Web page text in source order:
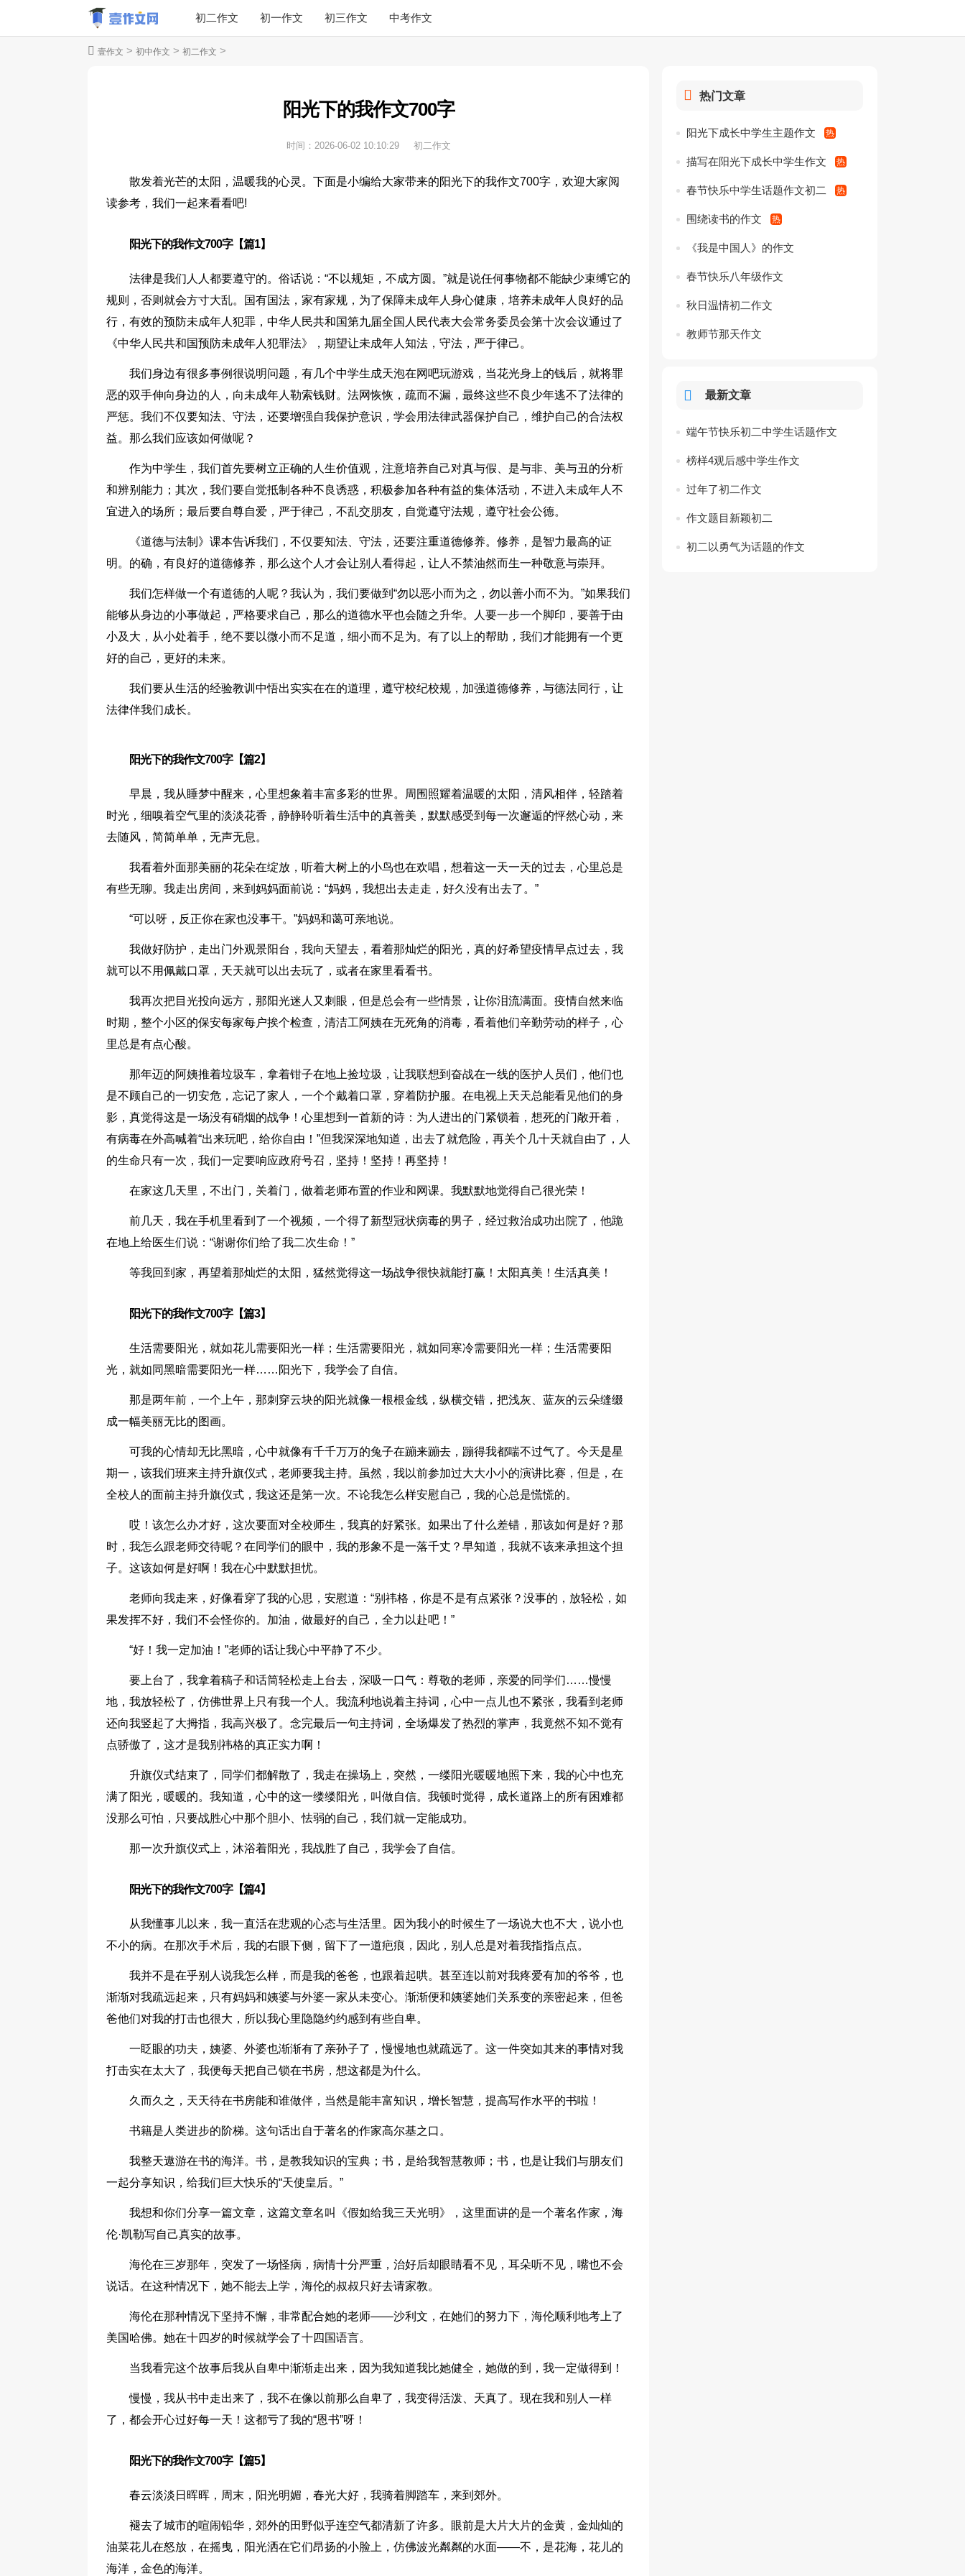
初二作文 初一作文 初三作文 中考作文
壹作文 > 初中作文 > 初二作文 >
阳光下的我作文700字
时间： 2026-06-02 10:10:29 初二作文
散发着光芒的太阳，温暖我的心灵。下面是小编给大家带来的阳光下的我作文700字，欢迎大家阅
读参考，我们一起来看看吧!
阳光下的我作文700字【篇1】
法律是我们人人都要遵守的。俗话说：“不以规矩，不成方圆。”就是说任何事物都不能缺少束缚它的
规则，否则就会方寸大乱。国有国法，家有家规，为了保障未成年人身心健康，培养未成年人良好的品
行，有效的预防未成年人犯罪，中华人民共和国第九届全国人民代表大会常务委员会第十次会议通过了
《中华人民共和国预防未成年人犯罪法》，期望让未成年人知法，守法，严于律己。
我们身边有很多事例很说明问题，有几个中学生成天泡在网吧玩游戏，当花光身上的钱后，就将罪
恶的双手伸向身边的人，向未成年人勒索钱财。法网恢恢，疏而不漏，最终这些不良少年逃不了法律的
严惩。我们不仅要知法、守法，还要增强自我保护意识，学会用法律武器保护自己，维护自己的合法权
益。那么我们应该如何做呢？
作为中学生，我们首先要树立正确的人生价值观，注意培养自己对真与假、是与非、美与丑的分析
和辨别能力；其次，我们要自觉抵制各种不良诱惑，积极参加各种有益的集体活动，不进入未成年人不
宜进入的场所；最后要自尊自爱，严于律己，不乱交朋友，自觉遵守法规，遵守社会公德。
《道德与法制》课本告诉我们，不仅要知法、守法，还要注重道德修养。修养，是智力最高的证
明。的确，有良好的道德修养，那么这个人才会让别人看得起，让人不禁油然而生一种敬意与崇拜。
我们怎样做一个有道德的人呢？我认为，我们要做到“勿以恶小而为之，勿以善小而不为。”如果我们
能够从身边的小事做起，严格要求自己，那么的道德水平也会随之升华。人要一步一个脚印，要善于由
小及大，从小处着手，绝不要以微小而不足道，细小而不足为。有了以上的帮助，我们才能拥有一个更
好的自己，更好的未来。
我们要从生活的经验教训中悟出实实在在的道理，遵守校纪校规，加强道德修养，与德法同行，让
法律伴我们成长。
阳光下的我作文700字【篇2】
早晨，我从睡梦中醒来，心里想象着丰富多彩的世界。周围照耀着温暖的太阳，清风相伴，轻踏着
时光，细嗅着空气里的淡淡花香，静静聆听着生活中的真善美，默默感受到每一次邂逅的怦然心动，来
去随风，简简单单，无声无息。
我看着外面那美丽的花朵在绽放，听着大树上的小鸟也在欢唱，想着这一天一天的过去，心里总是
有些无聊。我走出房间，来到妈妈面前说：“妈妈，我想出去走走，好久没有出去了。”
“可以呀，反正你在家也没事干。”妈妈和蔼可亲地说。
我做好防护，走出门外观景阳台，我向天望去，看着那灿烂的阳光，真的好希望疫情早点过去，我
就可以不用佩戴口罩，天天就可以出去玩了，或者在家里看看书。
我再次把目光投向远方，那阳光迷人又刺眼，但是总会有一些情景，让你泪流满面。疫情自然来临
时期，整个小区的保安每家每户挨个检查，清洁工阿姨在无死角的消毒，看着他们辛勤劳动的样子，心
里总是有点心酸。
那年迈的阿姨推着垃圾车，拿着钳子在地上捡垃圾，让我联想到奋战在一线的医护人员们，他们也
是不顾自己的一切安危，忘记了家人，一个个戴着口罩，穿着防护服。在电视上天天总能看见他们的身
影，真觉得这是一场没有硝烟的战争！心里想到一首新的诗：为人进出的门紧锁着，想死的门敞开着，
有病毒在外高喊着“出来玩吧，给你自由！”但我深深地知道，出去了就危险，再关个几十天就自由了，人
的生命只有一次，我们一定要响应政府号召，坚持！坚持！再坚持！
在家这几天里，不出门，关着门，做着老师布置的作业和网课。我默默地觉得自己很光荣！
前几天，我在手机里看到了一个视频，一个得了新型冠状病毒的男子，经过救治成功出院了，他跪
在地上给医生们说：“谢谢你们给了我二次生命！”
等我回到家，再望着那灿烂的太阳，猛然觉得这一场战争很快就能打赢！太阳真美！生活真美！
阳光下的我作文700字【篇3】
生活需要阳光，就如花儿需要阳光一样；生活需要阳光，就如同寒冷需要阳光一样；生活需要阳
光，就如同黑暗需要阳光一样……阳光下，我学会了自信。
那是两年前，一个上午，那刺穿云块的阳光就像一根根金线，纵横交错，把浅灰、蓝灰的云朵缝缀
成一幅美丽无比的图画。
可我的心情却无比黑暗，心中就像有千千万万的兔子在蹦来蹦去，蹦得我都喘不过气了。今天是星
期一，该我们班来主持升旗仪式，老师要我主持。虽然，我以前参加过大大小小的演讲比赛，但是，在
全校人的面前主持升旗仪式，我这还是第一次。不论我怎么样安慰自己，我的心总是慌慌的。
哎！该怎么办才好，这次要面对全校师生，我真的好紧张。如果出了什么差错，那该如何是好？那
时，我怎么跟老师交待呢？在同学们的眼中，我的形象不是一落千丈？早知道，我就不该来承担这个担
子。这该如何是好啊！我在心中默默担忧。
老师向我走来，好像看穿了我的心思，安慰道：“别祎格，你是不是有点紧张？没事的，放轻松，如
果发挥不好，我们不会怪你的。加油，做最好的自己，全力以赴吧！”
“好！我一定加油！”老师的话让我心中平静了不少。
要上台了，我拿着稿子和话筒轻松走上台去，深吸一口气：尊敬的老师，亲爱的同学们……慢慢
地，我放轻松了，仿佛世界上只有我一个人。我流利地说着主持词，心中一点儿也不紧张，我看到老师
还向我竖起了大拇指，我高兴极了。念完最后一句主持词，全场爆发了热烈的掌声，我竟然不知不觉有
点骄傲了，这才是我别祎格的真正实力啊！
升旗仪式结束了，同学们都解散了，我走在操场上，突然，一缕阳光暖暖地照下来，我的心中也充
满了阳光，暖暖的。我知道，心中的这一缕缕阳光，叫做自信。我顿时觉得，成长道路上的所有困难都
没那么可怕，只要战胜心中那个胆小、怯弱的自己，我们就一定能成功。
那一次升旗仪式上，沐浴着阳光，我战胜了自己，我学会了自信。
阳光下的我作文700字【篇4】
从我懂事儿以来，我一直活在悲观的心态与生活里。因为我小的时候生了一场说大也不大，说小也
不小的病。在那次手术后，我的右眼下侧，留下了一道疤痕，因此，别人总是对着我指指点点。
我并不是在乎别人说我怎么样，而是我的爸爸，也跟着起哄。甚至连以前对我疼爱有加的爷爷，也
渐渐对我疏远起来，只有妈妈和姨婆与外婆一家从未变心。渐渐便和姨婆她们关系变的亲密起来，但爸
爸他们对我的打击也很大，所以我心里隐隐约约感到有些自卑。
一眨眼的功夫，姨婆、外婆也渐渐有了亲孙子了，慢慢地也就疏远了。这一件突如其来的事情对我
打击实在太大了，我便每天把自己锁在书房，想这都是为什么。
久而久之，天天待在书房能和谁做伴，当然是能丰富知识，增长智慧，提高写作水平的书啦！
书籍是人类进步的阶梯。这句话出自于著名的作家高尔基之口。
我整天遨游在书的海洋。书，是教我知识的宝典；书，是给我智慧教师；书，也是让我们与朋友们
一起分享知识，给我们巨大快乐的“天使皇后。”
我想和你们分享一篇文章，这篇文章名叫《假如给我三天光明》，这里面讲的是一个著名作家，海
伦·凯勒写自己真实的故事。
海伦在三岁那年，突发了一场怪病，病情十分严重，治好后却眼睛看不见，耳朵听不见，嘴也不会
说话。在这种情况下，她不能去上学，海伦的叔叔只好去请家教。
海伦在那种情况下坚持不懈，非常配合她的老师——沙利文，在她们的努力下，海伦顺利地考上了
美国哈佛。她在十四岁的时候就学会了十四国语言。
当我看完这个故事后我从自卑中渐渐走出来，因为我知道我比她健全，她做的到，我一定做得到！
慢慢，我从书中走出来了，我不在像以前那么自卑了，我变得活泼、天真了。现在我和别人一样
了，都会开心过好每一天！这都亏了我的“恩书”呀！
阳光下的我作文700字【篇5】
春云淡淡日晖晖，周末，阳光明媚，春光大好，我骑着脚踏车，来到郊外。
褪去了城市的喧闹铅华，郊外的田野似乎连空气都清新了许多。眼前是大片大片的金黄，金灿灿的
油菜花儿在怒放，在摇曳，阳光洒在它们昂扬的小脸上，仿佛波光粼粼的水面——不，是花海，花儿的
海洋，金色的海洋。
热门文章
阳光下成长中学生主题作文
描写在阳光下成长中学生作文
春节快乐中学生话题作文初二
围绕读书的作文
《我是中国人》的作文
春节快乐八年级作文
秋日温情初二作文
教师节那天作文
最新文章
端午节快乐初二中学生话题作文
榜样4观后感中学生作文
过年了初二作文
作文题目新颖初二
初二以勇气为话题的作文